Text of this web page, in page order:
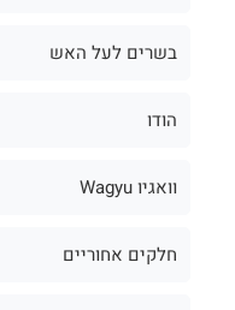
בשרים לעל האש
הודו
וואגיו Wagyu
חלקים אחוריים